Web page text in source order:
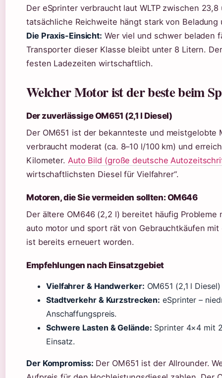
Der eSprinter verbraucht laut WLTP zwischen
tatsächliche Reichweite hängt stark von Beladung
Die Praxis-Einsicht: Wer viel und schwer beladen
Transporter dieser Klasse bleibt unter 8 Litern.
festen Ladezeiten wirtschaftlich.
Welcher Motor ist der beste beim
Der zuverlässige OM651 (2,1 l Diesel)
Der OM651 ist der bekannteste und meistgelobte
verbraucht moderat (ca. 8–10 l/100 km) und
Kilometer. Auto Bild (große deutsche
wirtschaftlichsten Diesel für Vielfahrer“.
Motoren, die Sie vermeiden sollten: OM646
Der ältere OM646 (2,2 l) bereitet häufig
auto motor und sport rät von Gebrauchtkäufen
ist bereits erneuert worden.
Empfehlungen nach Einsatzgebiet
Vielfahrer & Handwerker: OM651 (2,1 l
Stadtverkehr & Kurzstrecken: eSprinter –
Anschaffungspreis.
Schwere Lasten & Gelände: Sprinter 4×4 mit
Einsatz.
Der Kompromiss: Der OM651 ist der Allrounder.